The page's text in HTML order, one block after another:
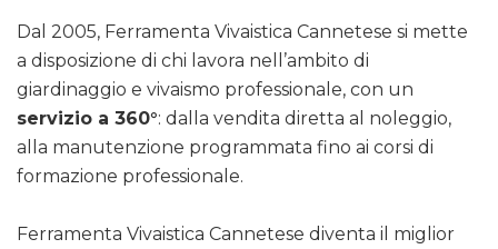
Dal 2005, Ferramenta Vivaistica Cannetese si mette
a disposizione di chi lavora nell’ambito di
giardinaggio e vivaismo professionale, con un
servizio a 360°: dalla vendita diretta al noleggio,
alla manutenzione programmata fino ai corsi di
formazione professionale.
Ferramenta Vivaistica Cannetese diventa il miglior